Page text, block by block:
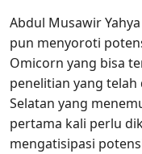
Abdul Musawir
pun menyoroti
Omicorn yang bisa
penelitian yang
Selatan yang
pertama kali perlu
mengatisipasi